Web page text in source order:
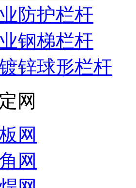
防护栏杆
钢梯栏杆
锌球形栏杆
网
网
网